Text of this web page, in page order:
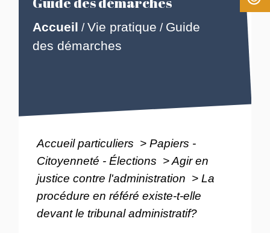
Accueil /Vie pratique / Guide
des démarches
Accueil particuliers > Papiers -
Citoyenneté - Élections >Agir en
justice contre l'administration > La
procédure en référé existe-t-elle
devant le tribunal administratif?